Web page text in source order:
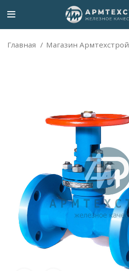
Главная Магазин Армтехстрой